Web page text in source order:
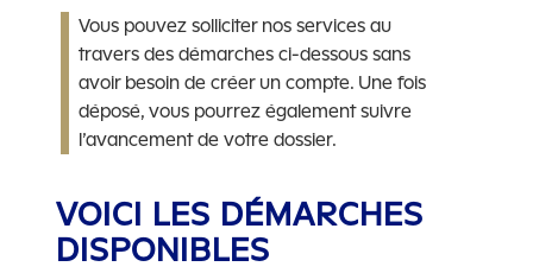
Vous pouvez solliciter nos services au
travers des démarches ci-dessous sans
avoir besoin de créer un compte. Une fois
déposé, vous pourrez également suivre
l’avancement de votre dossier.
VOICI LES DÉMARCHES
DISPONIBLES